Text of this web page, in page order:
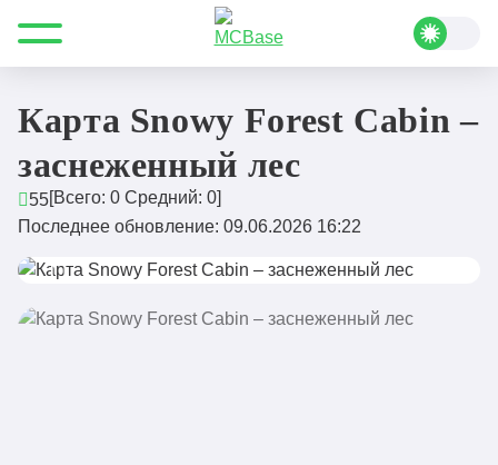
Все для Minecraft Карты Постройки
Карта Snowy Forest Cabin –
заснеженный лес
55[Всего: 0 Средний: 0]
Последнее обновление: 09.06.2026 16:22